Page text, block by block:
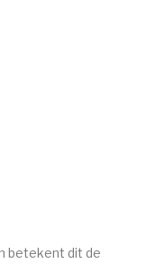
betekent dit de